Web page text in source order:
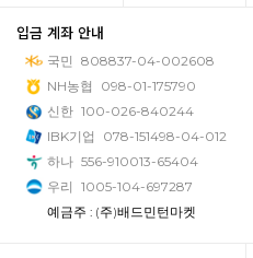
입금 계좌 안내
국민 808837-04-002608
NH농협
098-01-175790
신한 100-026-840244
IBK기업
078-151498-04-012
하나 556-910013-65404
우리 1005-104-697287
예금주 : (주)배드민턴마켓